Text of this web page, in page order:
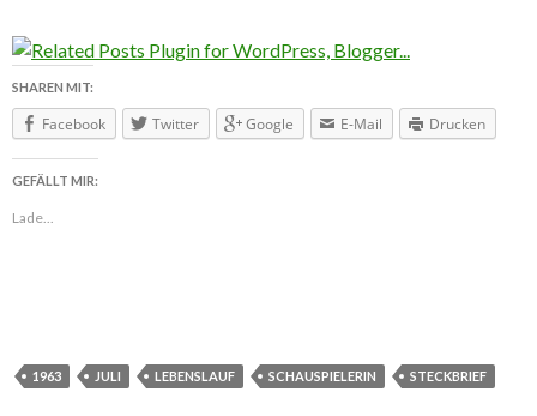
SHAREN MIT:
Facebook Twitter Google E-Mail Drucken
GEFÄLLT MIR:
Lade...
1963 JULI LEBENSLAUF SCHAUSPIELERIN STECKBRIEF